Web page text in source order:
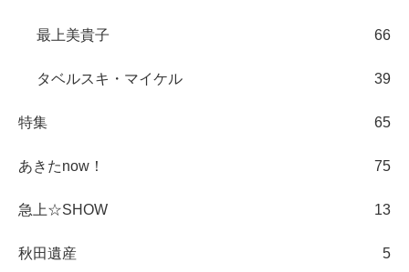
最上美貴子 66
タベルスキ・マイケル 39
特集 65
あきたnow！ 75
急上☆SHOW 13
秋田遺産 5